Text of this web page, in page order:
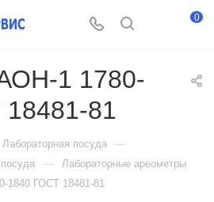
0
1 1780-
81
Лабораторная посуда —
— Лабораторные ареометры
1840 ГОСТ 18481-81